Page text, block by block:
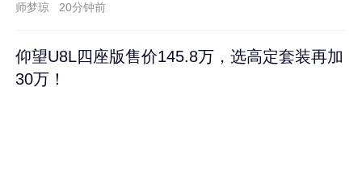
师梦琼 20分钟前
仰望U8L四座版售价145.8万，选高定套装再加
30万！